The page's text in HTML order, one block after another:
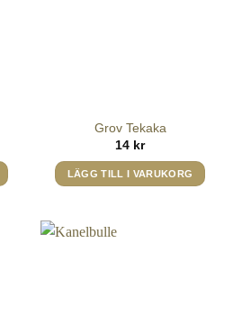
Grov Tekaka
14 kr
LÄGG TILL I VARUKORG